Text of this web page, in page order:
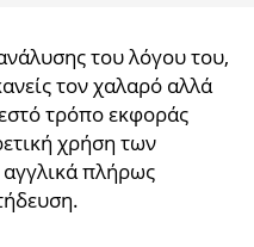
του λόγου του,
τον χαλαρό αλλά
τρόπο εκφοράς
χρήση των
αγγλικά πλήρως